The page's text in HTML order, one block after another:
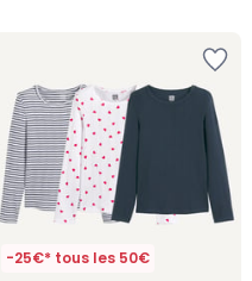
-25€* tous les 50€